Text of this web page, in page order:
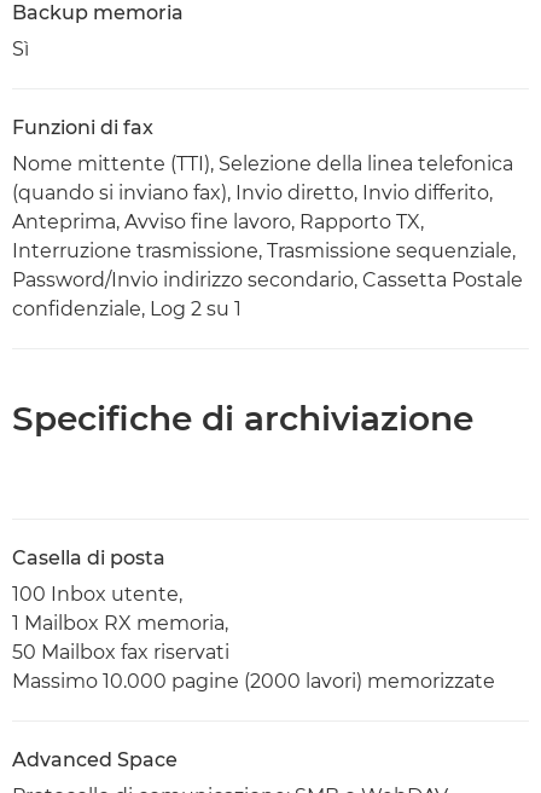
Backup memoria
Sì
Funzioni di fax
Nome mittente (TTI), Selezione della linea telefonica
(quando si inviano fax), Invio diretto, Invio differito,
Anteprima, Avviso fine lavoro, Rapporto TX,
Interruzione trasmissione, Trasmissione sequenziale,
Password/Invio indirizzo secondario, Cassetta Postale
confidenziale, Log 2 su 1
Specifiche di archiviazione
Casella di posta
100 Inbox utente,
1 Mailbox RX memoria,
50 Mailbox fax riservati
Massimo 10.000 pagine (2000 lavori) memorizzate
Advanced Space